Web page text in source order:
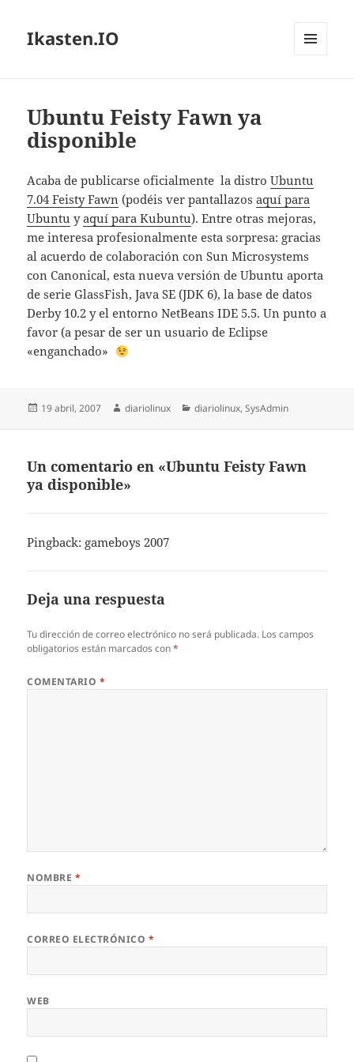
Ikasten.IO
Ubuntu Feisty Fawn ya
disponible
Acaba de publicarse oficialmente la distroUbuntu
7.04 Feisty Fawn (podéis ver pantallazosaquí para
Ubuntu yaquí para Kubuntu). Entre otras mejoras,
me interesa profesionalmente esta sorpresa: gracias
al acuerdo de colaboración con Sun Microsystems
con Canonical, esta nueva versión de Ubuntu aporta
de serie GlassFish, Java SE (JDK 6), la base de datos
Derby 10.2 y el entorno NetBeans IDE 5.5. Un punto a
favor (a pesar de ser un usuario de Eclipse
«enganchado»
Publicado
19 abril, 2007 Autor
diariolinux Categorías
diariolinux,SysAdmin
Un comentario en «Ubuntu Feisty Fawn
ya disponible»
Pingback: gameboys 2007
Deja una respuesta
Tu dirección de correo electrónico no será publicada. Los campos
obligatorios están marcados con*
COMENTARIO *
NOMBRE *
CORREO ELECTRÓNICO *
WEB